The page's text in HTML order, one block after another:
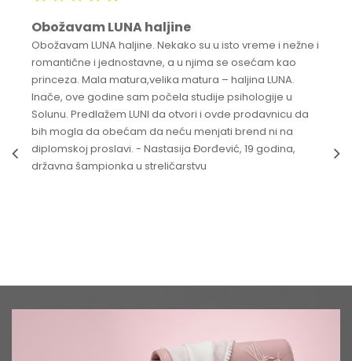
Obožavam LUNA haljine
Obožavam LUNA haljine. Nekako su u isto vreme i nežne i
romantične i jednostavne, a u njima se osećam kao
princeza. Mala matura,velika matura – haljina LUNA.
Inače, ove godine sam počela studije psihologije u
Solunu. Predlažem LUNI da otvori i ovde prodavnicu da
bih mogla da obećam da neću menjati brend ni na
diplomskoj proslavi. - Nastasija Đorđević, 19 godina,
državna šampionka u streličarstvu